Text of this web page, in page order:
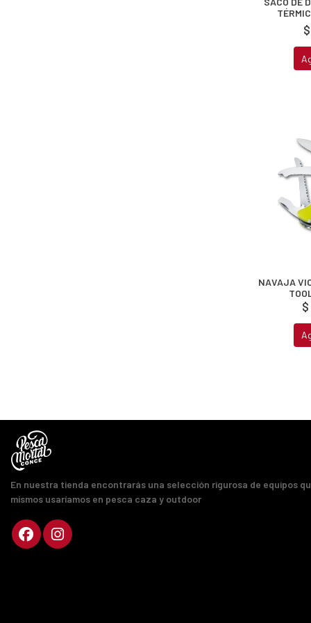
NAVAJA
$
En nuestra tienda encontrarás una selección rigurosa de equipos
mismos usaríamos en pesca caza y outdoor